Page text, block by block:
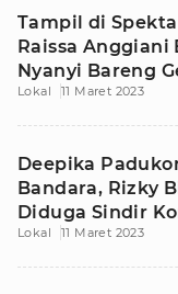
Tampil di Spekta
Raissa Anggiani
Nyanyi Bareng
Lokal 11 Maret 2023
Deepika
Bandara, Rizky
Diduga Sindir
Lokal 11 Maret 2023